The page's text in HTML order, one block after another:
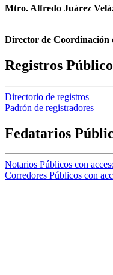
Mtro. Alfredo Juárez
Director de Coordinación
Registros
Directorio de registros
Padrón de registradores
Fedatarios
Notarios Públicos con
Corredores Públicos con